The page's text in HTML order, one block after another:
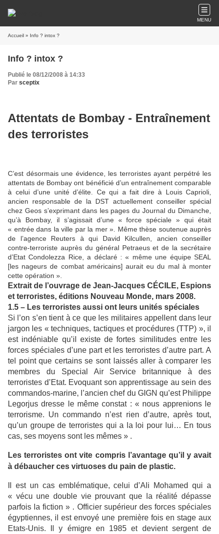
MENU
Accueil » Info ? intox ?
Info ? intox ?
Publié le 08/12/2008 à 14:33
Par sceptix
Attentats de Bombay - Entraînement
des terroristes
C’est désormais une évidence, les terroristes ayant perpétré les
attentats de Bombay ont bénéficié d’un entraînement comparable
à celui d’une unité d’élite. Ce qui a fait dire à Louis Caprioli,
ancien responsable de la DST actuellement conseiller spécial
chez Geos s’exprimant dans les pages du Journal du Dimanche,
qu’à Bombay, il s’agissait d’une « force spéciale » qui était
« entrée dans la ville par la mer ». Même thèse soutenue auprès
de l’agence Reuters à qui David Kilcullen, ancien conseiller
contre-terroriste auprès du général Petraeus et de la secrétaire
d’Etat Condolezza Rice, a déclaré : « même une équipe SEAL
[les nageurs de combat américains] aurait eu du mal à monter
cette opération ».
Extrait de l’ouvrage de Jean-Jacques CÉCILE, Espions
et terroristes, éditions Nouveau Monde, mars 2008.
1.5 – Les terroristes aussi ont leurs unités spéciales
Si l’on s’en tient à ce que les militaires appellent dans leur
jargon les « techniques, tactiques et procédures (TTP) », il
est indéniable qu’il existe de fortes similitudes entre les
forces spéciales d’une part et les terroristes d’autre part. A
tel point que certains se sont laissés aller à comparer les
membres du Special Air Service britannique à des
terroristes d’Etat. Evoquant son apprentissage au sein des
commandos-marine, l’ancien chef du GIGN qu’est Philippe
Legorjus dresse le même constat : « nous apprenions le
terrorisme. Un commando n’est rien d’autre, après tout,
qu’un groupe de terroristes qui a la loi pour lui… En tous
cas, ses moyens sont les mêmes » .
Les terroristes ont vite compris l’avantage qu’il y avait
à débaucher ces virtuoses du pain de plastic.
Il est un cas emblématique, celui d’Ali Mohamed qui a
« vécu une double vie prouvant que la réalité dépasse
parfois la fiction » . Officier supérieur des forces spéciales
égyptiennes, il est envoyé une première fois en stage aux
Etats-Unis. Il y émigre en 1985 et devient sergent de